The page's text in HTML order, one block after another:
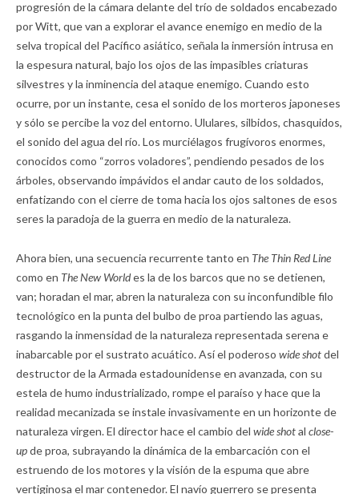
progresión de la cámara delante del trío de soldados encabezado
por Witt, que van a explorar el avance enemigo en medio de la
selva tropical del Pacífico asiático, señala la inmersión intrusa en
la espesura natural, bajo los ojos de las impasibles criaturas
silvestres y la inminencia del ataque enemigo. Cuando esto
ocurre, por un instante, cesa el sonido de los morteros japoneses
y sólo se percibe la voz del entorno. Ululares, silbidos, chasquidos,
el sonido del agua del río. Los murciélagos frugívoros enormes,
conocidos como “zorros voladores”, pendiendo pesados de los
árboles, observando impávidos el andar cauto de los soldados,
enfatizando con el cierre de toma hacia los ojos saltones de esos
seres la paradoja de la guerra en medio de la naturaleza.
Ahora bien, una secuencia recurrente tanto en The Thin Red Line
como en The New Worldes la de los barcos que no se detienen,
van; horadan el mar, abren la naturaleza con su inconfundible filo
tecnológico en la punta del bulbo de proa partiendo las aguas,
rasgando la inmensidad de la naturaleza representada serena e
inabarcable por el sustrato acuático. Así el poderoso wide shotdel
destructor de la Armada estadounidense en avanzada, con su
estela de humo industrializado, rompe el paraíso y hace que la
realidad mecanizada se instale invasivamente en un horizonte de
naturaleza virgen. El director hace el cambio del wide shotal close-
upde proa, subrayando la dinámica de la embarcación con el
estruendo de los motores y la visión de la espuma que abre
vertiginosa el mar contenedor. El navío guerrero se presenta